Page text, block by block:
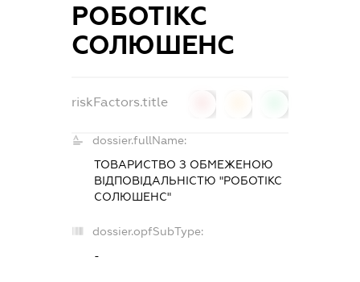
РОБОТІКС
СОЛЮШЕНС
riskFactors.title
dossier.fullName:
ТОВАРИСТВО З ОБМЕЖЕНОЮ
ВІДПОВІДАЛЬНІСТЮ "РОБОТІКС
СОЛЮШЕНС"
dossier.opfSubType:
-